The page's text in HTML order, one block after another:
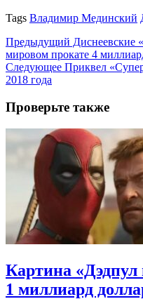
Tags Владимир Мединский
Предыдущий Диснеевские
мировом прокате 4
Следующее Приквел
2018 года
Проверьте также
Картина «Дэдпул
1 миллиард